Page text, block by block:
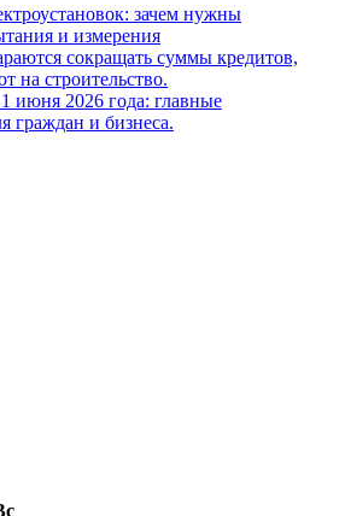
зачем нужны
и измерения
сокращать суммы кредитов,
на строительство.
июня 2026 года: главные
граждан и бизнеса.